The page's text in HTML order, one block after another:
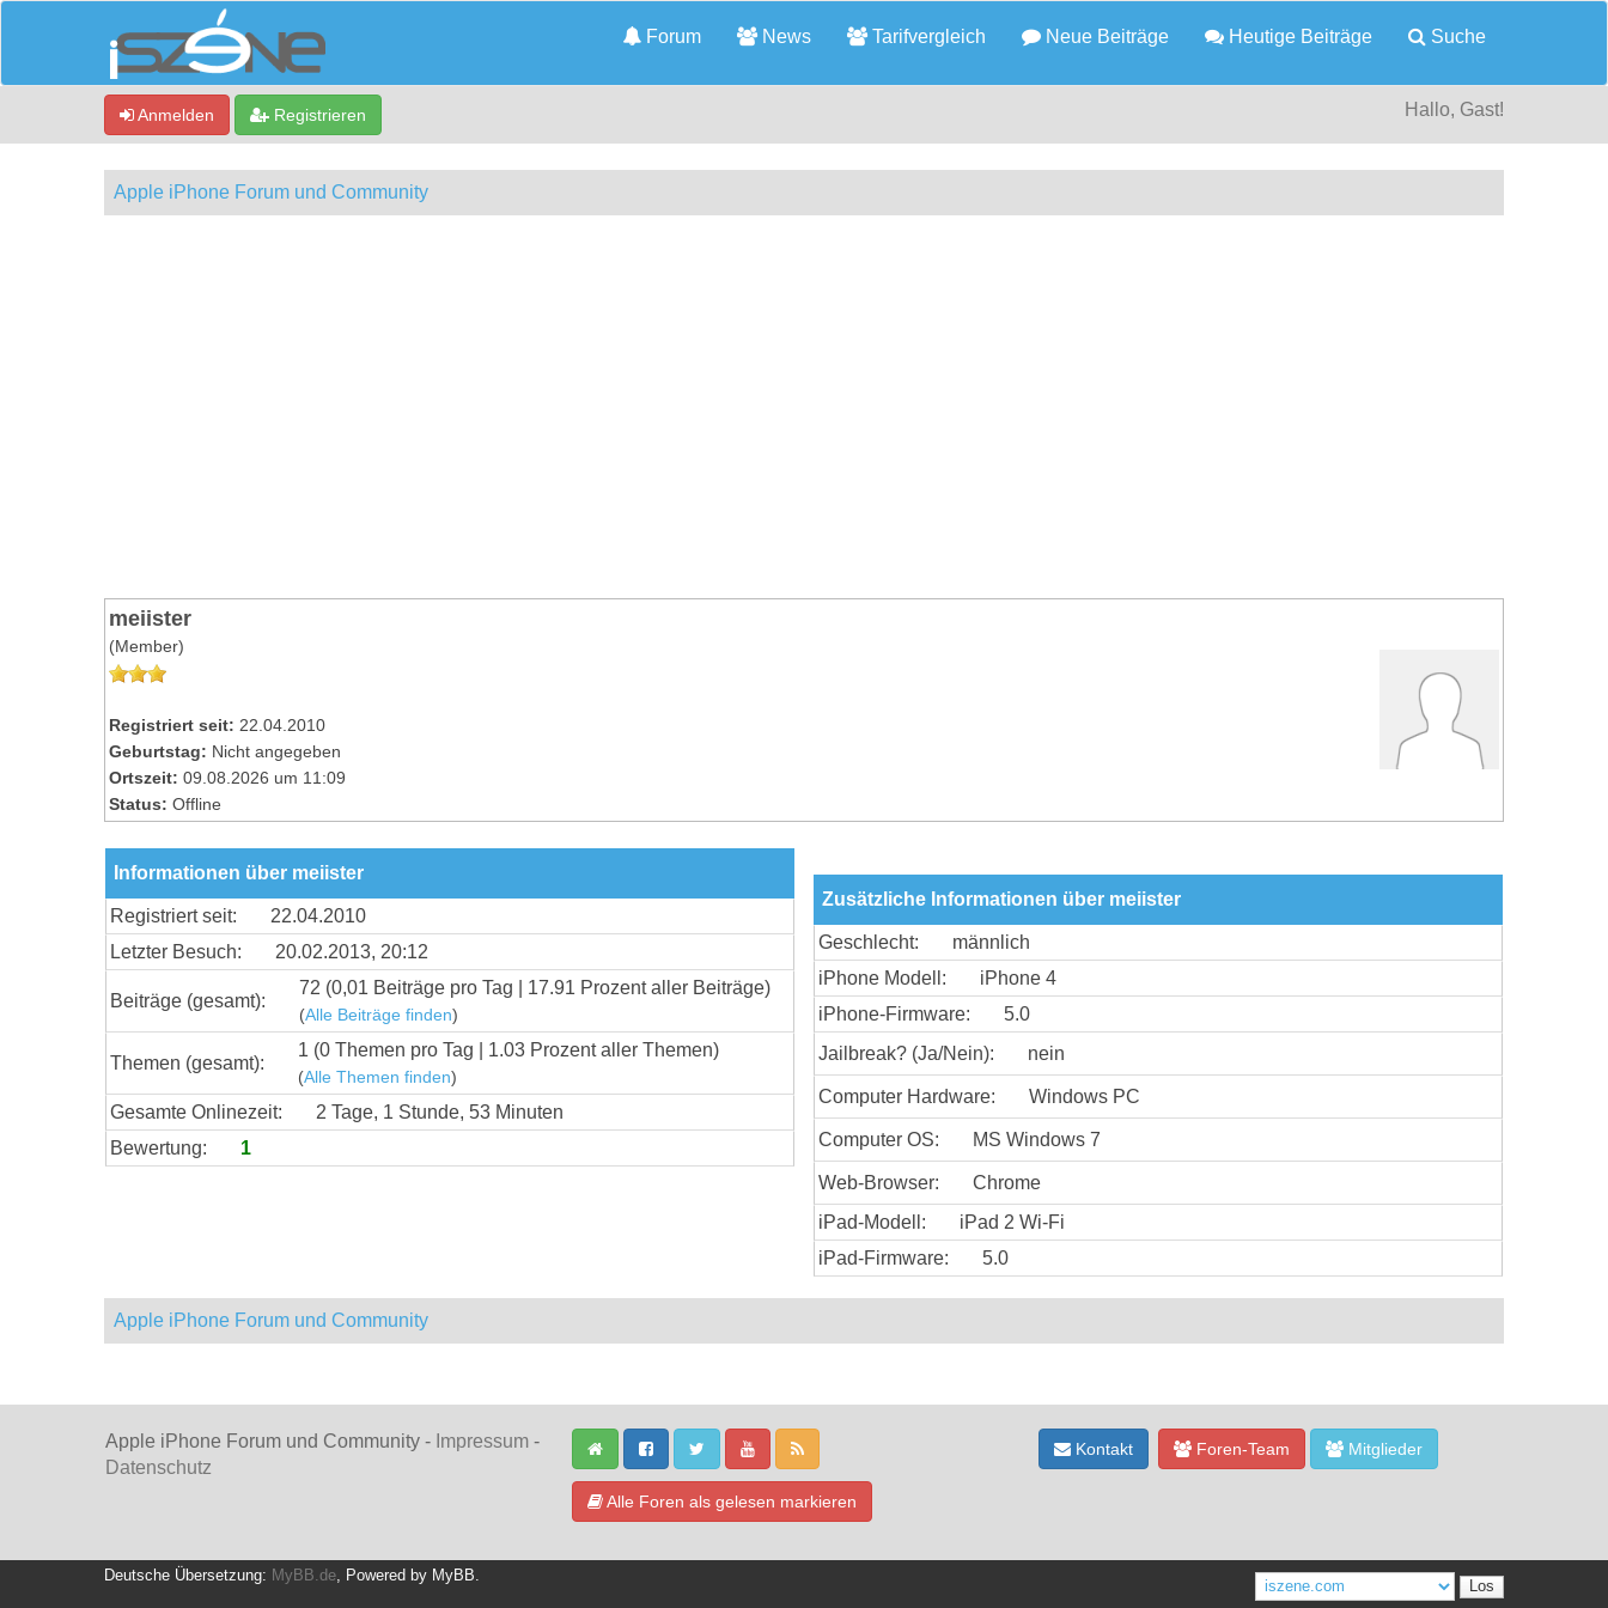
Forum News Tarifvergleich Neue Beiträge Heutige Beiträge Suche
Anmelden Registrieren Hallo, Gast!
Apple iPhone Forum und Community
meiister
(Member)
Registriert seit: 22.04.2010
Geburtstag: Nicht angegeben
Ortszeit: 09.08.2026 um 11:09
Status: Offline
Informationen über meiister
Registriert seit:
22.04.2010
Letzter Besuch:
20.02.2013, 20:12
Beiträge (gesamt):
72 (0,01 Beiträge pro Tag | 17.91 Prozent aller Beiträge)
(Alle Beiträge finden)
Themen (gesamt):
1 (0 Themen pro Tag | 1.03 Prozent aller Themen)
(Alle Themen finden)
Gesamte Onlinezeit:
2 Tage, 1 Stunde, 53 Minuten
Bewertung:
1
Zusätzliche Informationen über meiister
Geschlecht:
männlich
iPhone Modell:
iPhone 4
iPhone-Firmware:
5.0
Jailbreak? (Ja/Nein):
nein
Computer Hardware: Windows PC
Computer OS: MS Windows 7
Web-Browser:
Chrome
iPad-Modell:
iPad 2 Wi-Fi
iPad-Firmware:
5.0
Apple iPhone Forum und Community
Apple iPhone Forum und Community - Impressum -
Datenschutz
Alle Foren als gelesen markieren
Kontakt Foren-Team Mitglieder
Deutsche Übersetzung: MyBB.de , Powered by MyBB